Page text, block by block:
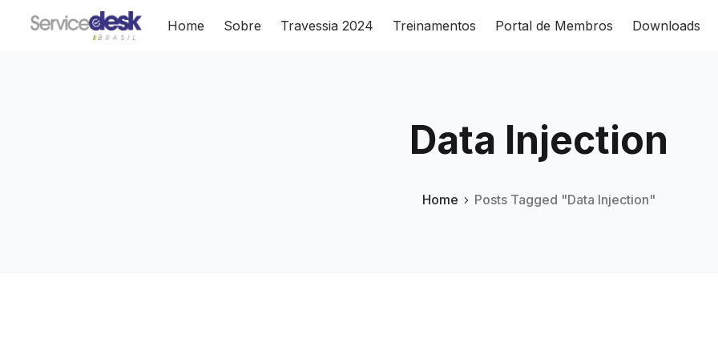
Home Sobre Travessia 2024 Treinamentos Portal de Membros Downloads
Data Injection
Home Posts Tagged "Data Injection"